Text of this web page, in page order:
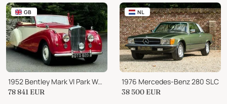
GB
1952 Bentley Mark VI Park Ward DHC B455NY
78 841 EUR
NL
1976 Mercedes-Benz 280 SLC
38 500 EUR